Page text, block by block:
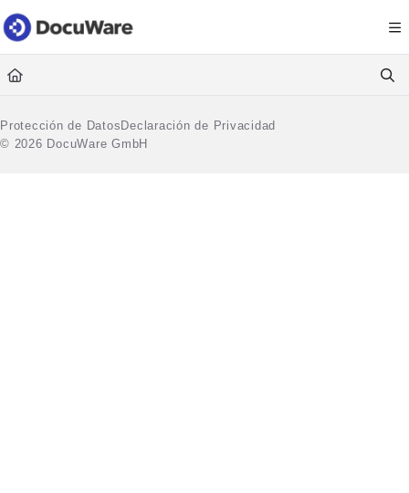
Documentation Index
Fetch the complete documentation index at: https://
Use this file to discover all available pages before exploring further.
Protección de DatosDeclaración de Privacidad
© 2026 DocuWare GmbH